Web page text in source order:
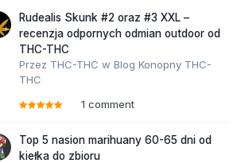
Rudealis Skunk #2 oraz #3 XXL –
recenzja odpornych odmian outdoor od
THC-THC
Przez THC-THC w Blog Konopny THC-
THC
1 comment
Top 5 nasion marihuany 60-65 dni od
kiełka do zbioru